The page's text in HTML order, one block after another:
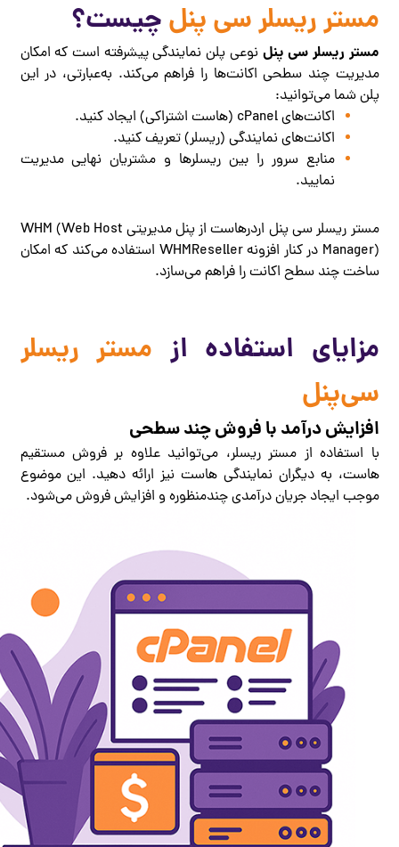
مستر ریسلر سی پنلچیست؟
مستر ریسلر سی پنل نوعی پلن نمایندگی پیشرفته است که امکان
مدیریت چند سطحی اکانت‌ها را فراهم می‌کند. به‌عبارتی، در این
پلن شما می‌توانید:
اکانت‌های cPanel (هاست اشتراکی) ایجاد کنید.
اکانت‌های نمایندگی (ریسلر) تعریف کنید.
منابع سرور را بین ریسلرها و مشتریان نهایی مدیریت
نمایید.
مستر ریسلر سی پنل اردرهاست از پنل مدیریتی WHM (Web Host
Manager) در کنار افزونه WHMReseller استفاده می‌کند که امکان
ساخت چند سطح اکانت را فراهم می‌سازد.
مزایای استفاده از مستر ریسلر
سی‌پنل
افزایش درآمد با فروش چند سطحی
با استفاده از مستر ریسلر، می‌توانید علاوه بر فروش مستقیم
هاست، به دیگران نمایندگی هاست نیز ارائه دهید. این موضوع
موجب ایجاد جریان درآمدی چندمنظوره و افزایش فروش می‌شود.